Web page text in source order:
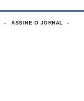
ASSINE O JORNAL